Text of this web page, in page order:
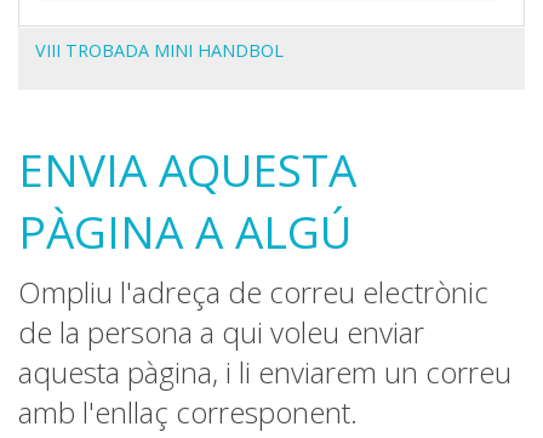
Navegació
VIII TROBADA MINI HANDBOL
ENVIA AQUESTA
PÀGINA A ALGÚ
Ompliu l'adreça de correu electrònic
de la persona a qui voleu enviar
aquesta pàgina, i li enviarem un correu
amb l'enllaç corresponent.